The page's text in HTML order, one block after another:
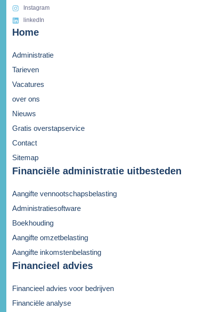
Instagram
linkedIn
Home
Administratie
Tarieven
Vacatures
over ons
Nieuws
Gratis overstapservice
Contact
Sitemap
Financiële administratie uitbesteden
Aangifte vennootschapsbelasting
Administratiesoftware
Boekhouding
Aangifte omzetbelasting
Aangifte inkomstenbelasting
Financieel advies
Financieel advies voor bedrijven
Financiële analyse